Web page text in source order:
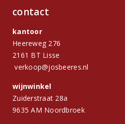
contact
kantoor
Heereweg 276
2161 BT Lisse
verkoop@josbeeres.nl
wijnwinkel
Zuiderstraat 28a
9635 AM Noordbroek